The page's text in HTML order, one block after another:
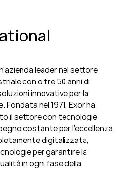
leader nel settore
con oltre 50 anni di
innovative per la
nel 1971, Exor ha
il settore con tecnologie
costante per l'eccellenza.
digitalizzata,
per garantire la
in ogni fase della